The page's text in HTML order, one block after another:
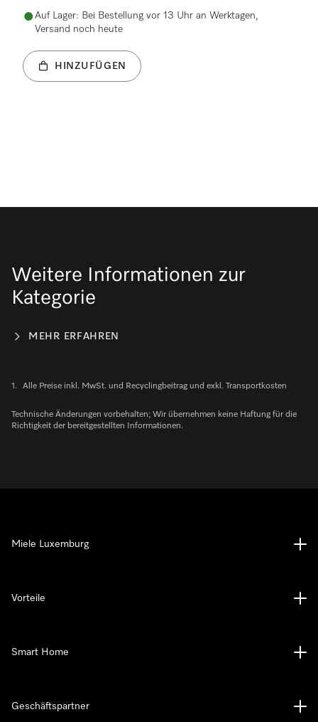
Auf Lager: Bei Bestellung vor 13 Uhr an Werktagen,
Versand noch heute
HINZUFÜGEN
Weitere Informationen zur
Kategorie
MEHR ERFAHREN
1. Alle Preise inkl. MwSt. und Recyclingbeitrag und exkl. Transportkosten
Technische Änderungen vorbehalten; Wir übernehmen keine Haftung für die
Richtigkeit der bereitgestellten Informationen.
Miele Luxemburg
Vorteile
Smart Home
Geschäftspartner